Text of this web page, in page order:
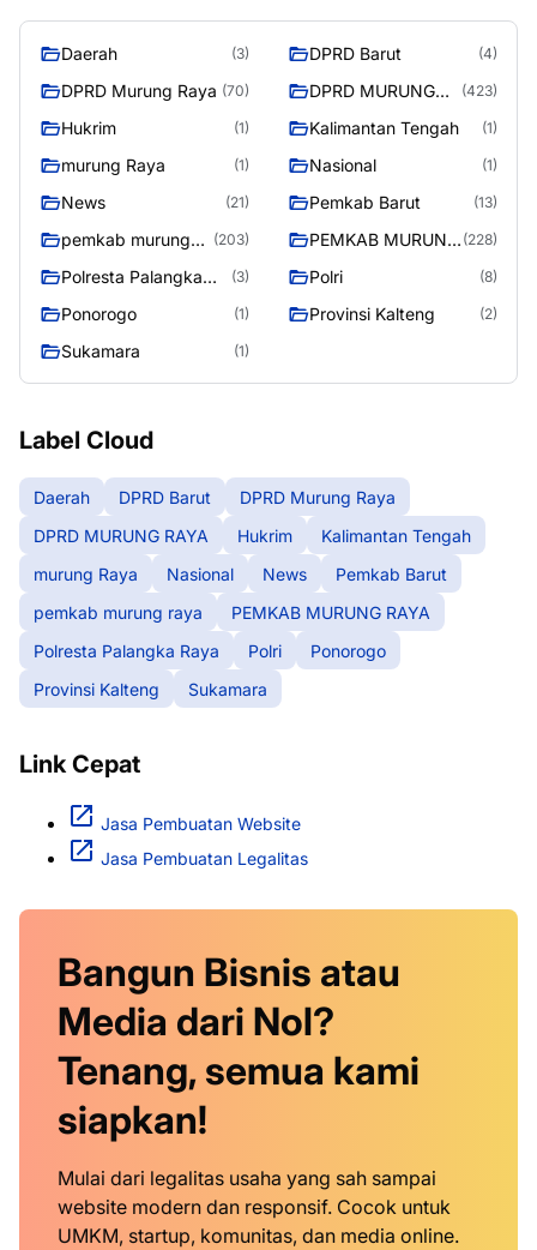
Daerah (3) DPRD Barut (4)
DPRD Murung Raya (70)
DPRD MURUNG
(423)
Hukrim (1) Kalimantan Tengah (1)
murung Raya (1) Nasional (1)
News (21) Pemkab Barut (13)
pemkab murung
(203)
PEMKAB MURUNG (228)
Polresta Palangka
(3) Polri (8)
Ponorogo (1) Provinsi Kalteng (2)
Sukamara (1)
Label Cloud
Daerah DPRD Barut
DPRD Murung Raya
DPRD MURUNG RAYA
Hukrim
Kalimantan Tengah
murung Raya
Nasional News
Pemkab Barut
pemkab murung raya
PEMKAB MURUNG RAYA
Polresta Palangka Raya
Polri
Ponorogo
Provinsi Kalteng
Sukamara
Link Cepat
Jasa Pembuatan Website
Jasa Pembuatan Legalitas
Bangun Bisnis atau
Media dari Nol?
Tenang, semua kami
siapkan!
Mulai dari legalitas usaha yang sah sampai
website modern dan responsif. Cocok untuk
UMKM, startup, komunitas, dan media online.